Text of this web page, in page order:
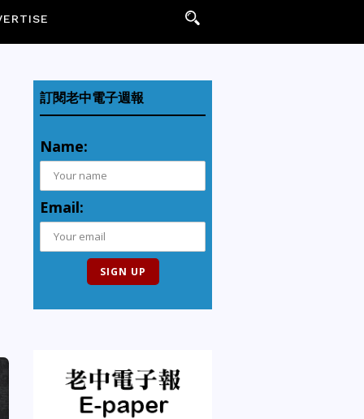
訂閱老中電子週報
Name:
Email: